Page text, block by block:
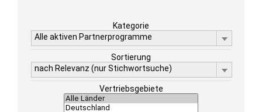
Kategorie
Alle aktiven Partnerprogramme
Sortierung
nach Relevanz (nur Stichwortsuche)
Vertriebsgebiete